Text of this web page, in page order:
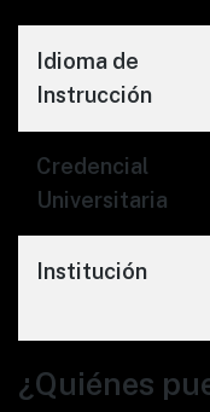
Idioma de
Instrucción
Credencial
Universitaria
Institución
¿Quiénes